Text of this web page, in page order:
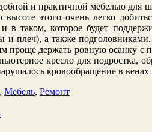
и практичной мебелью
этого очень легко
таком, которое будет
и плеч), а также
проще держать ровную осанку
кресло для
кровообращение в венах
, Мебель, Ремонт